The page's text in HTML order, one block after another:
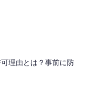
理由とは？事前に防